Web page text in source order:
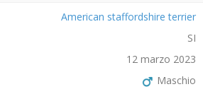
American staffordshire terrier
SI
12 marzo 2023
Maschio